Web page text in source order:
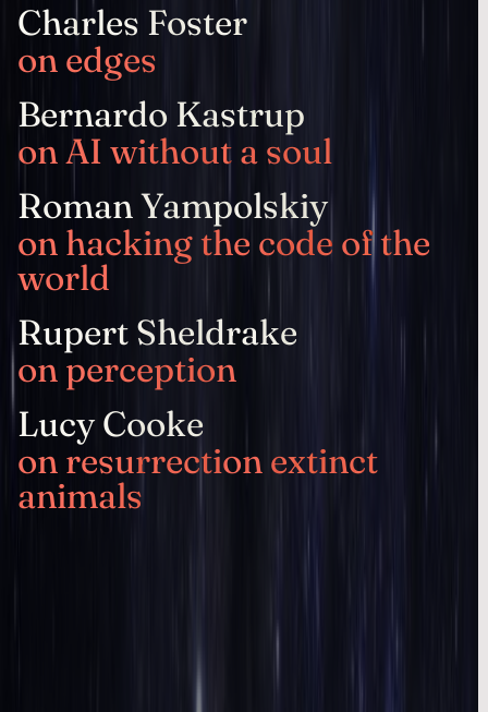
Charles Foster
on edges
Bernardo Kastrup
on AI without a soul
Roman Yampolskiy
on hacking the code of the
world
Rupert Sheldrake
on perception
Lucy Cooke
on resurrection extinct
animals